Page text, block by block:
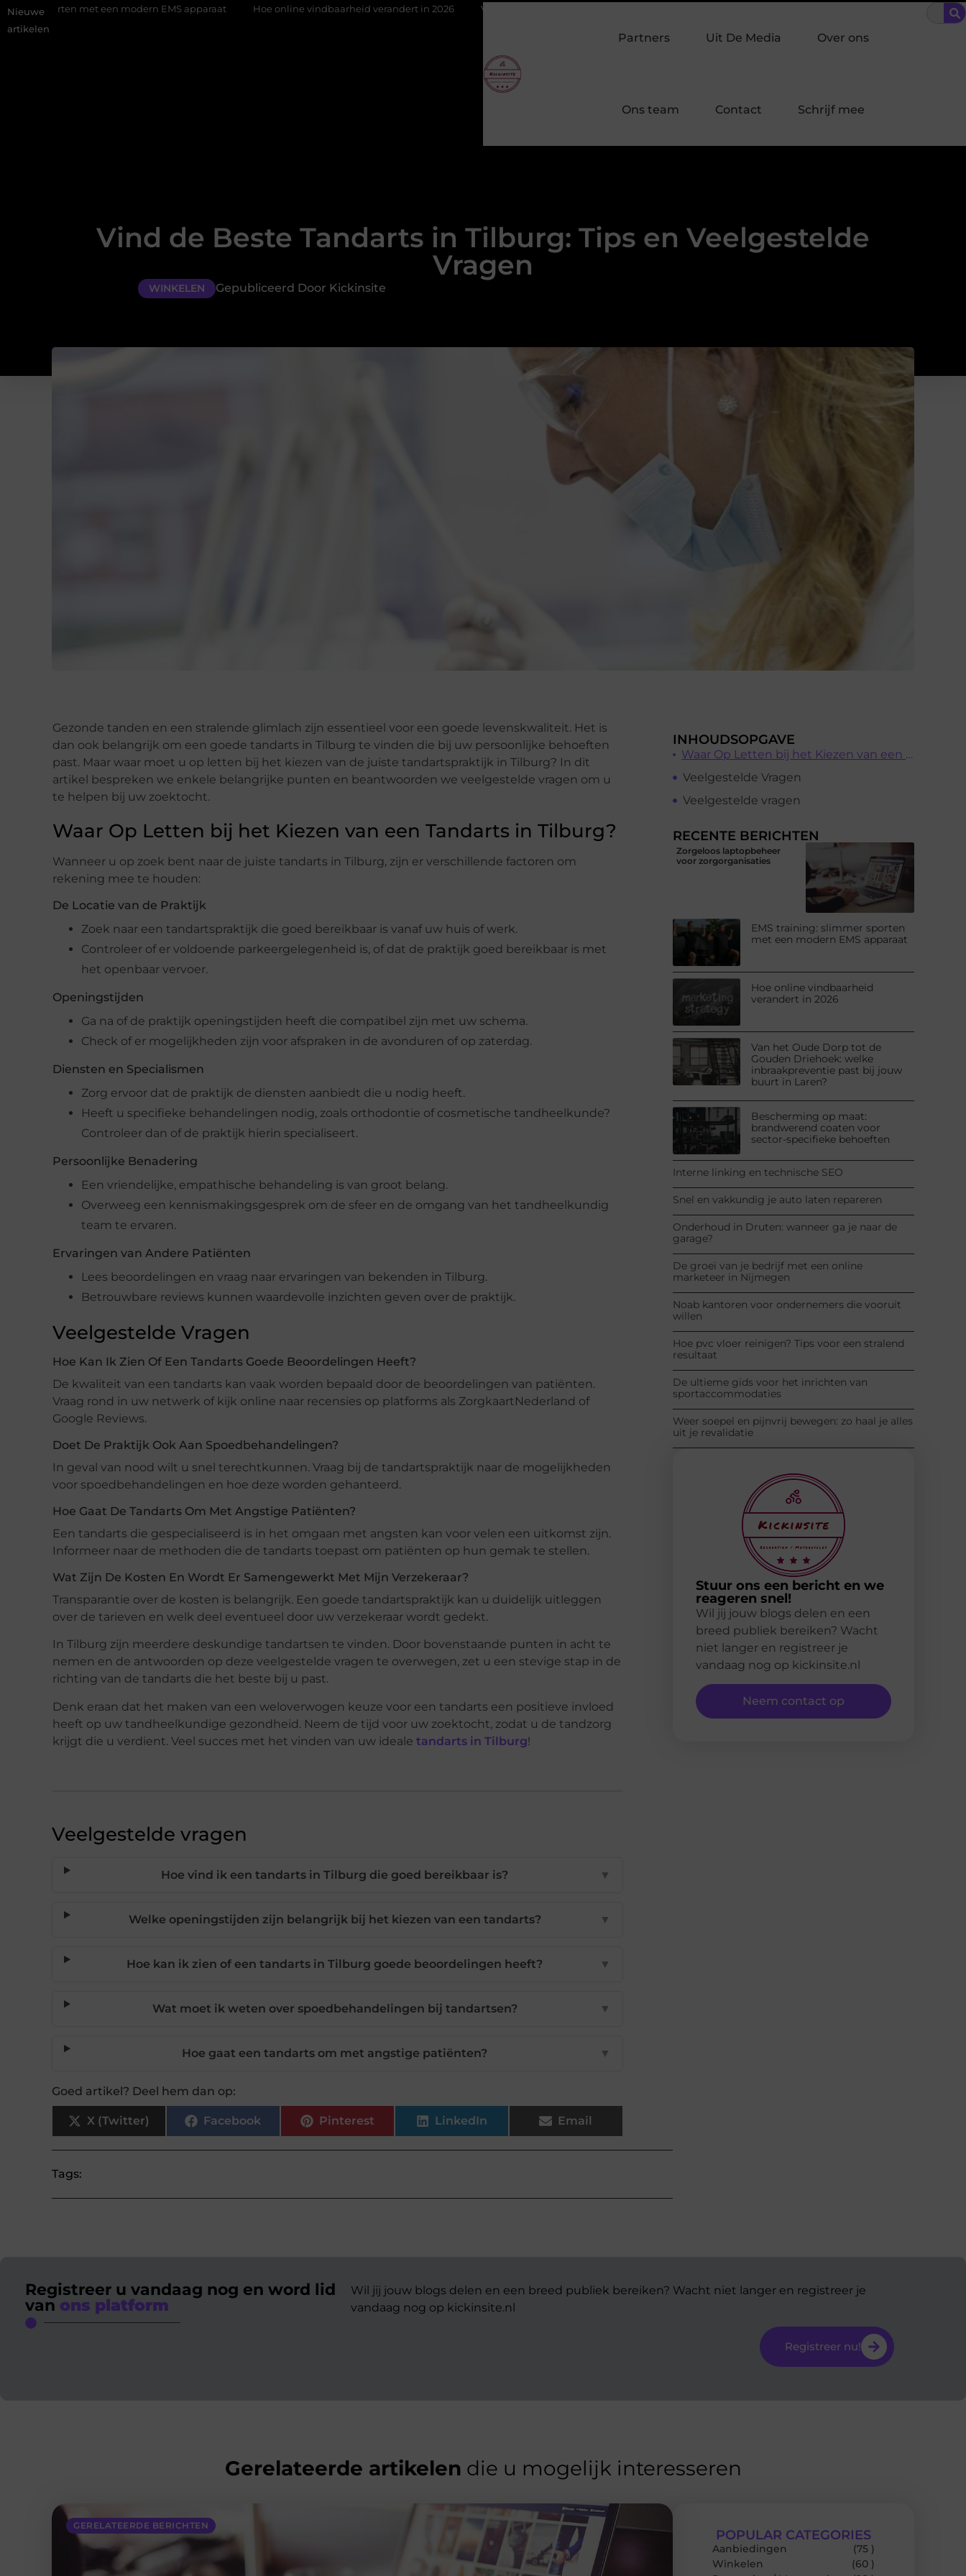
Nieuwe
artikelen
een modern EMS apparaat Hoe online vindbaarheid verandert in 2026 Van het Oude Dorp tot de Gouden Driehoek: welke inbraakpreventie past bij jouw buurt in Laren? Bescherming
Partners Uit De Media Over ons
Ons team Contact Schrijf mee
Vind de Beste Tandarts in Tilburg: Tips en Veelgestelde
Vragen
WINKELEN Gepubliceerd Door Kickinsite
Gezonde tanden en een stralende glimlach zijn essentieel voor een goede levenskwaliteit. Het is
dan ook belangrijk om een goede tandarts in Tilburg te vinden die bij uw persoonlijke behoeften
past. Maar waar moet u op letten bij het kiezen van de juiste tandartspraktijk in Tilburg? In dit
artikel bespreken we enkele belangrijke punten en beantwoorden we veelgestelde vragen om u
te helpen bij uw zoektocht.
Waar Op Letten bij het Kiezen van een Tandarts in Tilburg?
Wanneer u op zoek bent naar de juiste tandarts in Tilburg, zijn er verschillende factoren om
rekening mee te houden:
De Locatie van de Praktijk
Zoek naar een tandartspraktijk die goed bereikbaar is vanaf uw huis of werk.
Controleer of er voldoende parkeergelegenheid is, of dat de praktijk goed bereikbaar is met
het openbaar vervoer.
Openingstijden
Ga na of de praktijk openingstijden heeft die compatibel zijn met uw schema.
Check of er mogelijkheden zijn voor afspraken in de avonduren of op zaterdag.
Diensten en Specialismen
Zorg ervoor dat de praktijk de diensten aanbiedt die u nodig heeft.
Heeft u specifieke behandelingen nodig, zoals orthodontie of cosmetische tandheelkunde?
Controleer dan of de praktijk hierin specialiseert.
Persoonlijke Benadering
Een vriendelijke, empathische behandeling is van groot belang.
Overweeg een kennismakingsgesprek om de sfeer en de omgang van het tandheelkundig
team te ervaren.
Ervaringen van Andere Patiënten
Lees beoordelingen en vraag naar ervaringen van bekenden in Tilburg.
Betrouwbare reviews kunnen waardevolle inzichten geven over de praktijk.
Veelgestelde Vragen
Hoe Kan Ik Zien Of Een Tandarts Goede Beoordelingen Heeft?
De kwaliteit van een tandarts kan vaak worden bepaald door de beoordelingen van patiënten.
Vraag rond in uw netwerk of kijk online naar recensies op platforms als ZorgkaartNederland of
Google Reviews.
Doet De Praktijk Ook Aan Spoedbehandelingen?
In geval van nood wilt u snel terechtkunnen. Vraag bij de tandartspraktijk naar de mogelijkheden
voor spoedbehandelingen en hoe deze worden gehanteerd.
Hoe Gaat De Tandarts Om Met Angstige Patiënten?
Een tandarts die gespecialiseerd is in het omgaan met angsten kan voor velen een uitkomst zijn.
Informeer naar de methoden die de tandarts toepast om patiënten op hun gemak te stellen.
Wat Zijn De Kosten En Wordt Er Samengewerkt Met Mijn Verzekeraar?
Transparantie over de kosten is belangrijk. Een goede tandartspraktijk kan u duidelijk uitleggen
over de tarieven en welk deel eventueel door uw verzekeraar wordt gedekt.
In Tilburg zijn meerdere deskundige tandartsen te vinden. Door bovenstaande punten in acht te
nemen en de antwoorden op deze veelgestelde vragen te overwegen, zet u een stevige stap in de
richting van de tandarts die het beste bij u past.
Denk eraan dat het maken van een weloverwogen keuze voor een tandarts een positieve invloed
heeft op uw tandheelkundige gezondheid. Neem de tijd voor uw zoektocht, zodat u de tandzorg
krijgt die u verdient. Veel succes met het vinden van uw ideale tandarts in Tilburg!
Veelgestelde vragen
Hoe vind ik een tandarts in Tilburg die goed bereikbaar is? ▼
Welke openingstijden zijn belangrijk bij het kiezen van een tandarts? ▼
Hoe kan ik zien of een tandarts in Tilburg goede beoordelingen heeft? ▼
Wat moet ik weten over spoedbehandelingen bij tandartsen? ▼
Hoe gaat een tandarts om met angstige patiënten? ▼
Goed artikel? Deel hem dan op:
X (Twitter) Facebook Pinterest LinkedIn Email
Tags:
INHOUDSOPGAVE
Waar Op Letten bij het Kiezen van een Tandarts in Tilburg?
Veelgestelde Vragen
Veelgestelde vragen
RECENTE BERICHTEN
Zorgeloos laptopbeheer
voor zorgorganisaties
EMS training: slimmer sporten
met een modern EMS apparaat
Hoe online vindbaarheid
verandert in 2026
Van het Oude Dorp tot de
Gouden Driehoek: welke
inbraakpreventie past bij jouw
buurt in Laren?
Bescherming op maat:
brandwerend coaten voor
sector-specifieke behoeften
Interne linking en technische SEO
Snel en vakkundig je auto laten repareren
Onderhoud in Druten: wanneer ga je naar de
garage?
De groei van je bedrijf met een online
marketeer in Nijmegen
Noab kantoren voor ondernemers die vooruit
willen
Hoe pvc vloer reinigen? Tips voor een stralend
resultaat
De ultieme gids voor het inrichten van
sportaccommodaties
Weer soepel en pijnvrij bewegen: zo haal je alles
uit je revalidatie
Stuur ons een bericht en we
reageren snel!
Wil jij jouw blogs delen en een
breed publiek bereiken? Wacht
niet langer en registreer je
vandaag nog op kickinsite.nl
Neem contact op
Registreer u vandaag nog en word lid
van ons platform
Wil jij jouw blogs delen en een breed publiek bereiken? Wacht niet langer en registreer je
vandaag nog op kickinsite.nl
Registreer nu!
Gerelateerde artikelen die u mogelijk interesseren
GERELATEERDE BERICHTEN
POPULAR CATEGORIES
Aanbiedingen
(75 )
Winkelen
(60 )